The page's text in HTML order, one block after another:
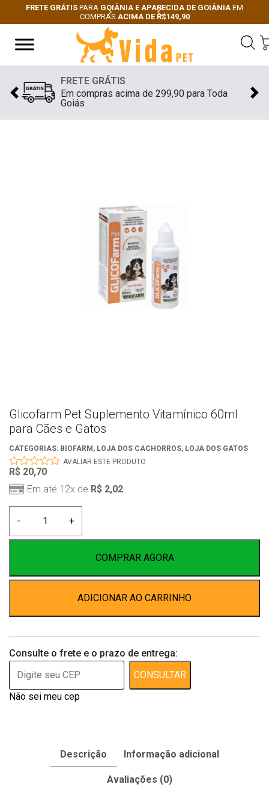
FRETE GRÁTIS PARA GOIÂNIA E APARECIDA DE GOIÂNIAEM
COMPRAS ACIMA DE R$149,90
Previous
Next
FRETE GRÁTIS
Em compras acima de 299,90 para Toda
Goiás
Previous
Glicofarm Pet Suplemento Vitamínico 60ml
para Cães e Gatos
CATEGORIAS: BIOFARM , LOJA DOS CACHORROS, LOJA DOS GATOS
0
out
of
AVALIAR ESTE PRODUTO
R$ 20,70
Em até 12x de R$ 2,02
-
Suplemento
para
e
+
COMPRAR AGORA
ADICIONAR AO CARRINHO
Consulte o frete e o prazo de entrega:
CONSULTAR
Não sei meu cep
Descrição Informação adicional
Avaliações (0)